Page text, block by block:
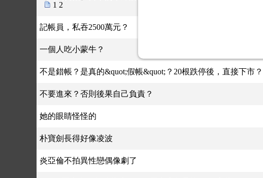
1 2
記帳員，私吞2500萬元？
一個人吃小蒙牛？
不是錯帳？是真的&quot;假帳&quot;？20根跌停後，直接下市？
不要進來？否則後果自己負責？
她的眼睛怪怪的
朴寶劍長得好像凌波
炎亞倫不拍異性戀偶像劇了